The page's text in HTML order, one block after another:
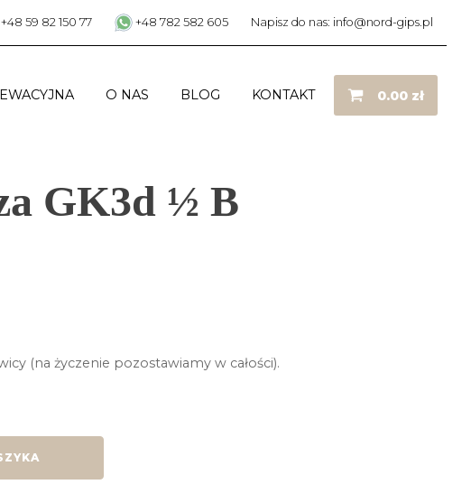
59 82 150 77 +48 782 582 605 Napisz do nas: info@nord-gips.pl
O NAS BLOG KONTAKT 0.00 zł
GK3d ½ B
(na życzenie pozostawiamy w całości).